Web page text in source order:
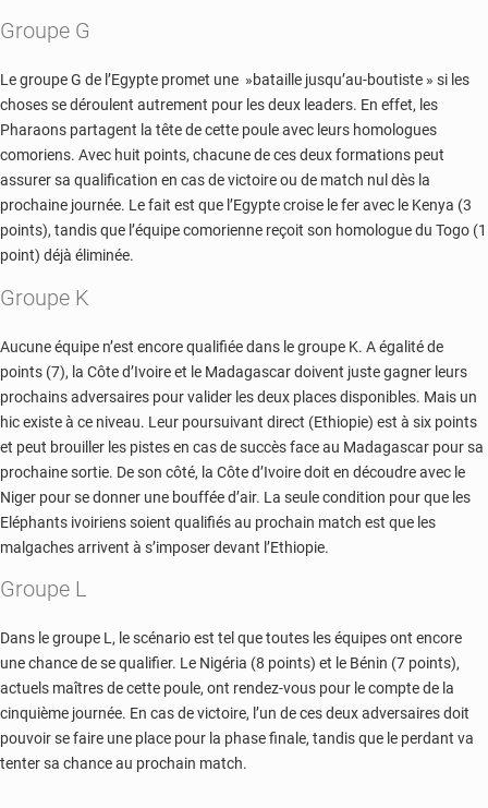
Groupe G
Le groupe G de l’Egypte promet une »bataille jusqu’au-boutiste » si les
choses se déroulent autrement pour les deux leaders. En effet, les
Pharaons partagent la tête de cette poule avec leurs homologues
comoriens. Avec huit points, chacune de ces deux formations peut
assurer sa qualification en cas de victoire ou de match nul dès la
prochaine journée. Le fait est que l’Egypte croise le fer avec le Kenya (3
points), tandis que l’équipe comorienne reçoit son homologue du Togo (1
point) déjà éliminée.
Groupe K
Aucune équipe n’est encore qualifiée dans le groupe K. A égalité de
points (7), la Côte d’Ivoire et le Madagascar doivent juste gagner leurs
prochains adversaires pour valider les deux places disponibles. Mais un
hic existe à ce niveau. Leur poursuivant direct (Ethiopie) est à six points
et peut brouiller les pistes en cas de succès face au Madagascar pour sa
prochaine sortie. De son côté, la Côte d’Ivoire doit en découdre avec le
Niger pour se donner une bouffée d’air. La seule condition pour que les
Eléphants ivoiriens soient qualifiés au prochain match est que les
malgaches arrivent à s’imposer devant l’Ethiopie.
Groupe L
Dans le groupe L, le scénario est tel que toutes les équipes ont encore
une chance de se qualifier. Le Nigéria (8 points) et le Bénin (7 points),
actuels maîtres de cette poule, ont rendez-vous pour le compte de la
cinquième journée. En cas de victoire, l’un de ces deux adversaires doit
pouvoir se faire une place pour la phase finale, tandis que le perdant va
tenter sa chance au prochain match.